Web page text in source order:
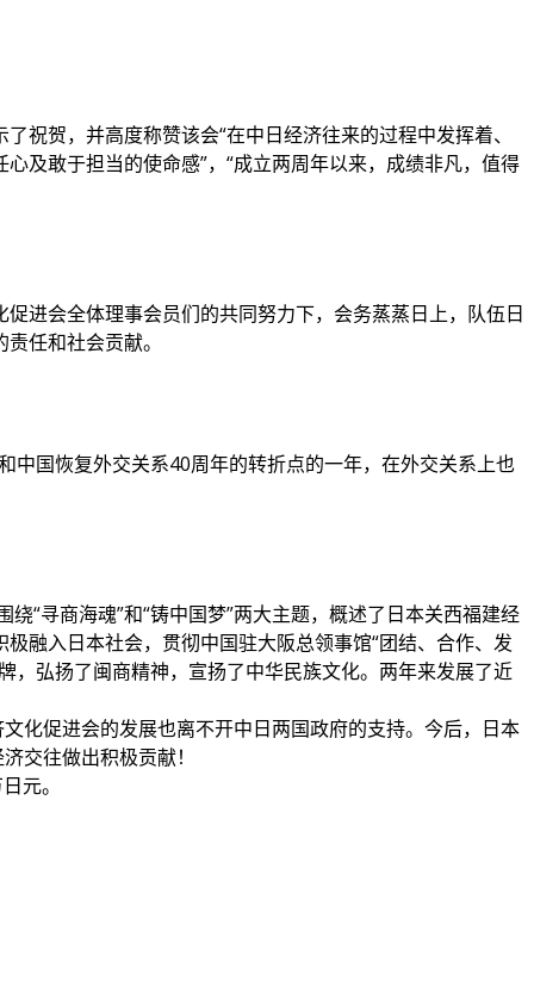
祝贺，并高度称赞该会“在中日经济往来的过程中发挥着、
及敢于担当的使命感”，“成立两周年以来，成绩非凡，值得
进会全体理事会员们的共同努力下，会务蒸蒸日上，队伍日
任和社会贡献。
中国恢复外交关系40周年的转折点的一年，在外交关系上也
“寻商海魂”和“铸中国梦”两大主题，概述了日本关西福建经
融入日本社会，贯彻中国驻大阪总领事馆“团结、合作、发
，弘扬了闽商精神，宣扬了中华民族文化。两年来发展了近
化促进会的发展也离不开中日两国政府的支持。今后，日本
交往做出积极贡献！
元。